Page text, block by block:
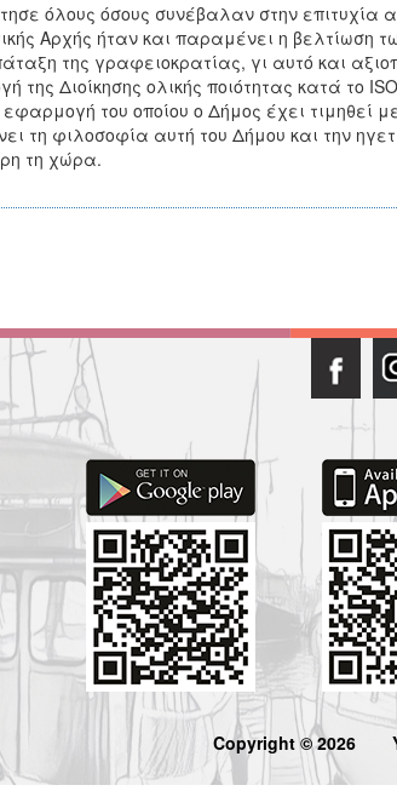
όλους όσους συνέβαλαν στην επιτυχία
Αρχής ήταν και παραμένει η βελτίωση
της γραφειοκρατίας, γι αυτό και
Διοίκησης ολικής ποιότητας κατά το ISO
του οποίου ο Δήμος έχει τιμηθεί
τη φιλοσοφία αυτή του Δήμου και την
τη χώρα.
Copyright © 2026